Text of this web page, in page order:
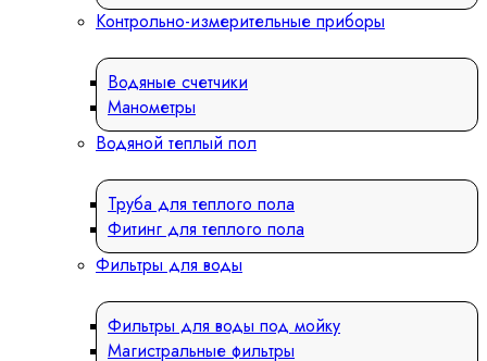
Контрольно-измерительные приборы
Водяные счетчики
Манометры
Водяной теплый пол
Труба для теплого пола
Фитинг для теплого пола
Фильтры для воды
Фильтры для воды под мойку
Магистральные фильтры